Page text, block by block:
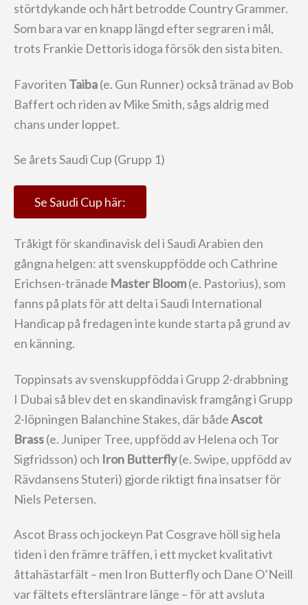
störtdykande och hårt betrodde Country Grammer.
Som bara var en knapp längd efter segraren i mål,
trots Frankie Dettoris idoga försök den sista biten.
Favoriten Taiba(e. Gun Runner) också tränad av Bob
Baffert och riden av Mike Smith, sågs aldrig med
chans under loppet.
Se årets Saudi Cup (Grupp 1)
Se Saudi Cup här:
Tråkigt för skandinavisk del i Saudi Arabien den
gångna helgen: att svenskuppfödde och Cathrine
Erichsen-tränade Master Bloom(e. Pastorius), som
fanns på plats för att delta i Saudi International
Handicap på fredagen inte kunde starta på grund av
en känning.
Toppinsats av svenskuppfödda i Grupp 2-drabbning
I Dubai så blev det en skandinavisk framgång i Grupp
2-löpningen Balanchine Stakes, där bådeAscot
Brass(e. Juniper Tree, uppfödd av Helena och Tor
Sigfridsson) och Iron Butterfly(e. Swipe, uppfödd av
Rävdansens Stuteri) gjorde riktigt fina insatser för
Niels Petersen.
Ascot Brass och jockeyn Pat Cosgrave höll sig hela
tiden i den främre träffen, i ett mycket kvalitativt
åttahästarfält – men Iron Butterfly och Dane O’Neill
var fältets eftersläntrare länge – för att avsluta